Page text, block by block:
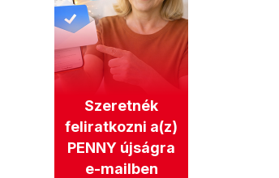
Szeretnék
feliratkozni a(z)
PENNY újságra
e-mailben